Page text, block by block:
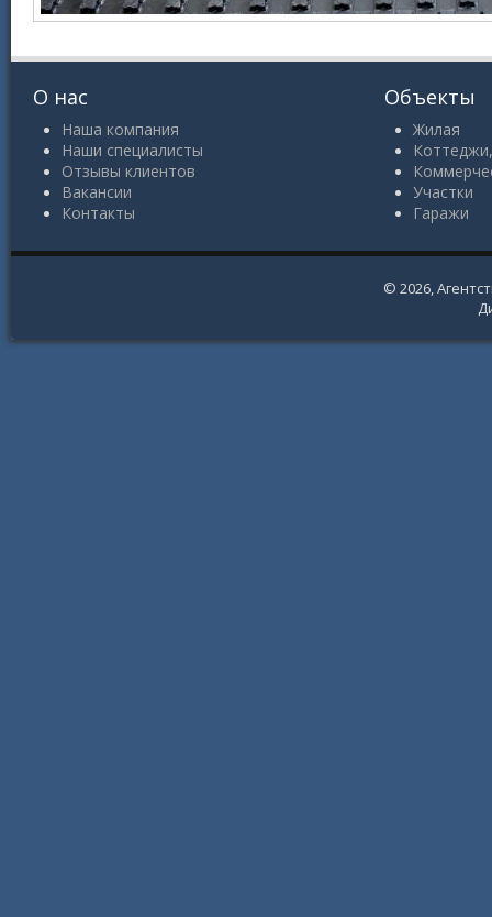
О нас
Наша компания
Наши специалисты
Отзывы клиентов
Вакансии
Контакты
Объекты
Жилая
Участки
Гаражи
© 2026,